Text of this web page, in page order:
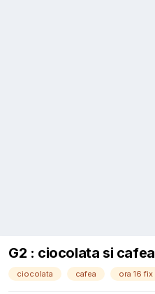
G2 : ciocolata si cafea
ciocolata cafea ora 16 fix